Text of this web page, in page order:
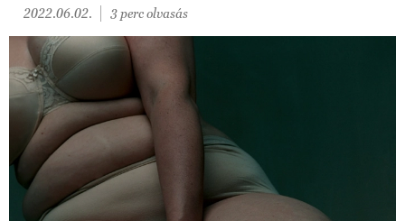
2022.06.02. 3 perc olvasás